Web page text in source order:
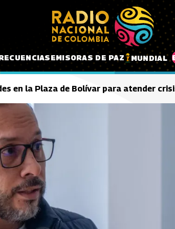
EMISORAS DE PAZ MUNDIAL
en la Plaza de Bolívar para atender